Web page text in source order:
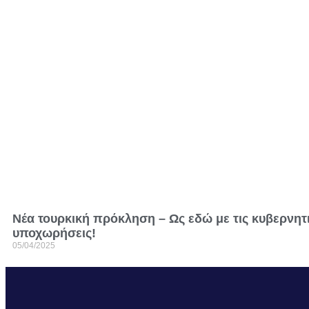
Nέα τουρκική πρόκληση – Ως εδώ με τις
υποχωρήσεις!
05/04/2025